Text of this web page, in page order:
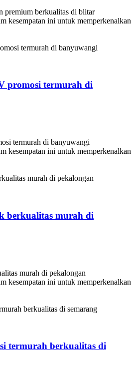
premium berkualitas di blitar
kesempatan ini untuk memperkenalkan
promosi termurah di
termurah di banyuwangi
kesempatan ini untuk memperkenalkan
berkualitas murah di
murah di pekalongan
kesempatan ini untuk memperkenalkan
termurah berkualitas di